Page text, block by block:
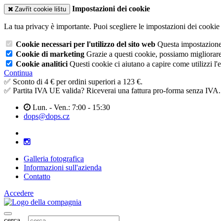
Zavřít cookie lištu Impostazioni dei cookie
La tua privacy è importante. Puoi scegliere le impostazioni dei
Cookie necessari per l'utilizzo del sito web Questa
Cookie di marketing Grazie a questi cookie, possiamo
Cookie analitici Questi cookie ci aiutano a capire come utilizzi
Continua
✅ Sconto di 4 € per ordini superiori a 123 €.
✅ Partita IVA UE valida? Riceverai una fattura pro-forma senza IVA.
Lun. - Ven.: 7:00 - 15:30
dops@dops.cz
Galleria fotografica
Informazioni sull'azienda
Contatto
Accedere